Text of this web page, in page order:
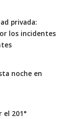
privada:
los incidentes
noche en
el 201°